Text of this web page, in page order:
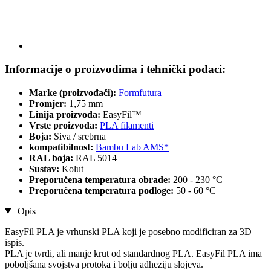
Informacije o proizvodima i tehnički podaci:
Marke (proizvođači): Formfutura
Promjer: 1,75 mm
Linija proizvoda: EasyFil™
Vrste proizvoda: PLA filamenti
Boja: Siva / srebrna
kompatibilnost: Bambu Lab AMS*
RAL boja: RAL 5014
Sustav: Kolut
Preporučena temperatura obrade: 200 - 230 °C
Preporučena temperatura podloge: 50 - 60 °C
Opis
EasyFil PLA je vrhunski PLA koji je posebno modificiran za 3D
ispis.
PLA je tvrđi, ali manje krut od standardnog PLA. EasyFil PLA ima
poboljšana svojstva protoka i bolju adheziju slojeva.